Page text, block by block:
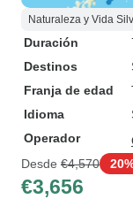
Naturaleza y Vida
Duración
Destinos
Franja de edad
Idioma
Operador
Desde €4,570
€3,656